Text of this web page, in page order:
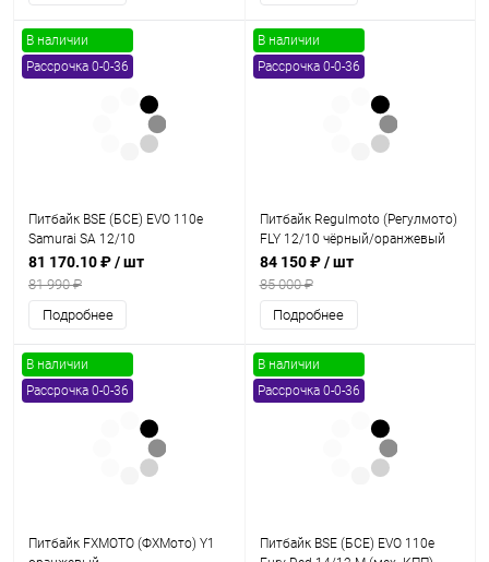
В наличии
Рассрочка 0-0-36
Питбайк BSE (БСЕ) EVO 110e
Samurai SA 12/10
(Полуавтоматическая КПП)
81 170.10 ₽/ шт
81 990 ₽
Подробнее
В наличии
Рассрочка 0-0-36
Питбайк Regulmoto (Регулмото)
FLY 12/10 чёрный/оранжевый
84 150 ₽/ шт
85 000 ₽
Подробнее
В наличии
Рассрочка 0-0-36
Питбайк FXMOTO (ФХМото) Y1
В наличии
Рассрочка 0-0-36
Питбайк BSE (БСЕ) EVO 110e